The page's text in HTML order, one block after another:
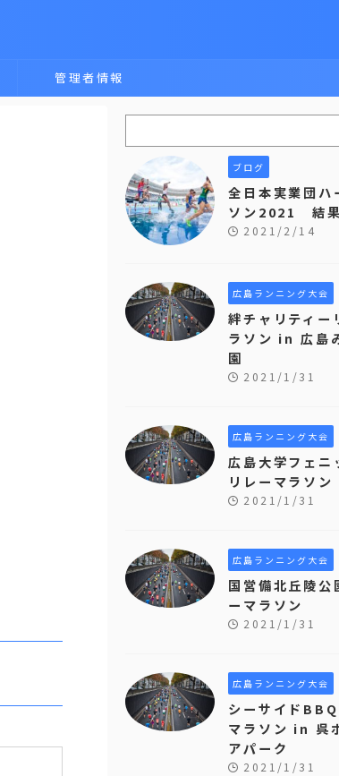
管理者情報
ブログ
全日本実業団ハ
ソン2021 結
2021/2/14
広島ランニング大会
絆チャリティー
ラソン in 広島
園
2021/1/31
広島ランニング大会
広島大学フェニ
リレーマラソン
2021/1/31
広島ランニング大会
国営備北丘陵公
ーマラソン
2021/1/31
広島ランニング大会
シーサイド
マラソン in 呉
アパーク
2021/1/31